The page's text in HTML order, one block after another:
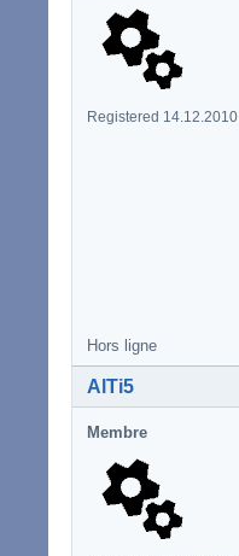
Registered 14.12.2010
Hors ligne
AlTi5
Membre